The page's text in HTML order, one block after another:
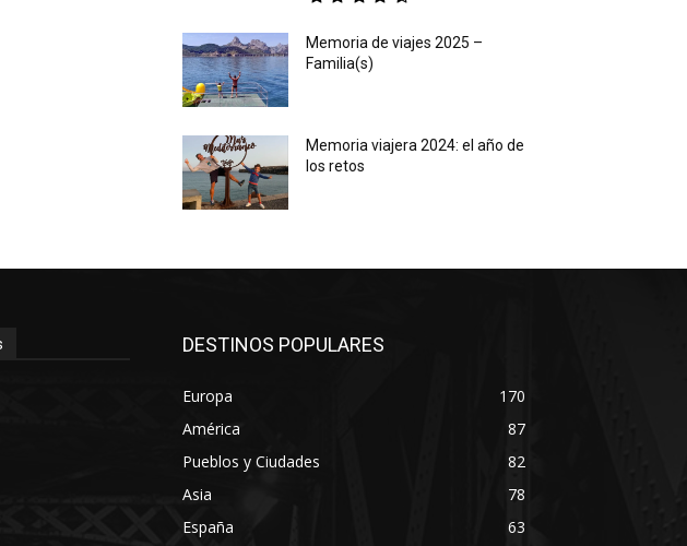
Memoria de viajes 2025 –
Familia(s)
Memoria viajera 2024: el año de
los retos
DESTINOS POPULARES
Europa
170
América
87
Pueblos y Ciudades
82
Asia
78
España
63